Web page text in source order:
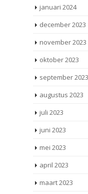
januari 2024
december 2023
november 2023
oktober 2023
september 2023
augustus 2023
juli 2023
juni 2023
mei 2023
april 2023
maart 2023